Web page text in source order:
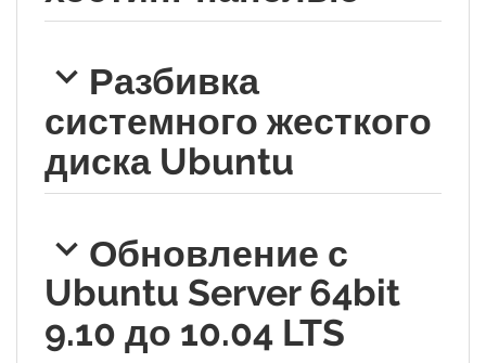
Разбивка
системного жесткого
диска Ubuntu
Обновление с
Ubuntu Server 64bit
9.10 до 10.04 LTS